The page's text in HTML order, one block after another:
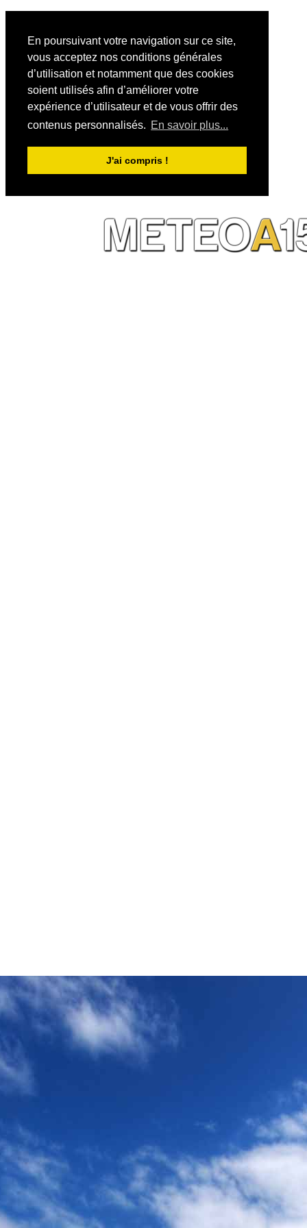
En poursuivant votre navigation sur ce site,
vous acceptez nos conditions générales
d’utilisation et notamment que des cookies
soient utilisés afin d’améliorer votre
expérience d’utilisateur et de vous offrir des
contenus personnalisés. En savoir plus...
J'ai compris !